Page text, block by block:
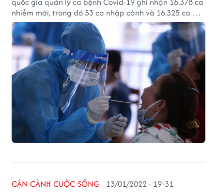
nhiễm mới, trong đó 53 ca nhập cảnh và 16.325 ca ghi
nhận trong nước (tăng 682 ca so với ngày trước đó)
tại 62 tỉnh, thành phố (có 11.178 ca trong cộng đồng).
CẬN CẢNH CUỘC SỐNG 13/01/2022 - 19:31